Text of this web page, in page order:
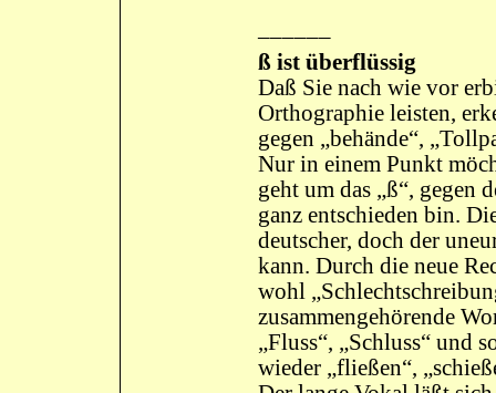
––––––
ß ist überflüssig
Daß Sie nach wie vor
Orthographie leisten,
gegen „behände“,
Nur in einem Punkt
geht um das „ß“, gegen
ganz entschieden bin.
deutscher, doch der
kann. Durch die neue
wohl
zusammengehörende
„Fluss“, „Schluss“ und
wieder „fließen“,